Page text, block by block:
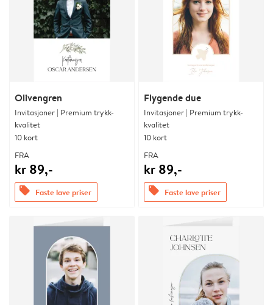
Olivengren
Invitasjoner | Premium trykk-
kvalitet
10 kort
FRA
kr 89,-
offers Faste lave priser
Flygende due
Invitasjoner | Premium trykk-
kvalitet
10 kort
FRA
kr 89,-
offers Faste lave priser